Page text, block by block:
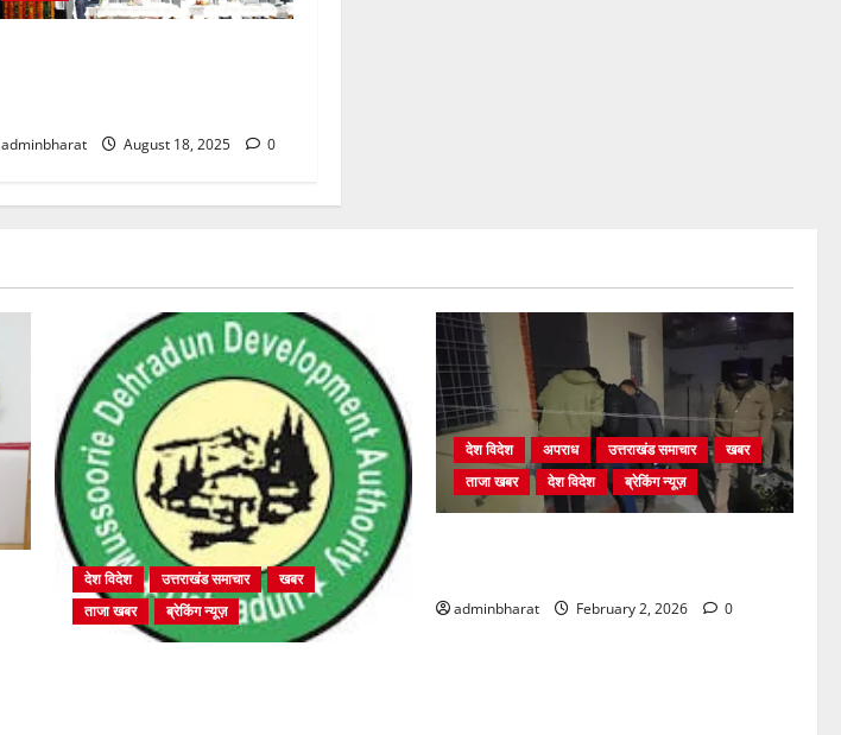
adminbharat August 18, 2025 0
देश विदेश उत्तराखंड समाचार
खबर
ताजा खबर
ब्रेकिंग न्यूज़
देश विदेश अपराध उत्तराखंड समाचार
खबर
ताजा खबर
देश विदेश ब्रेकिंग न्यूज़
adminbharat February 2, 2026 0